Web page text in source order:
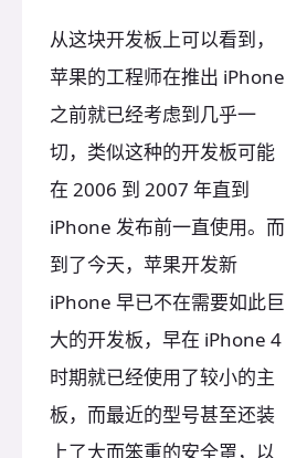
从这块开发板上可以看到，
苹果的工程师在推出 iPhone
之前就已经考虑到几乎一
切，类似这种的开发板可能
在 2006 到 2007 年直到
iPhone 发布前一直使用。而
到了今天，苹果开发新
iPhone 早已不在需要如此巨
大的开发板，早在 iPhone 4
时期就已经使用了较小的主
板，而最近的型号甚至还装
上了大而笨重的安全罩，以